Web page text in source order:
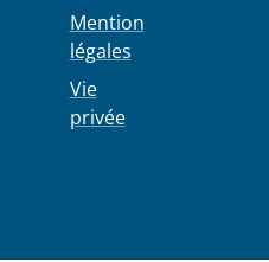
Mention
légales
Vie
privée